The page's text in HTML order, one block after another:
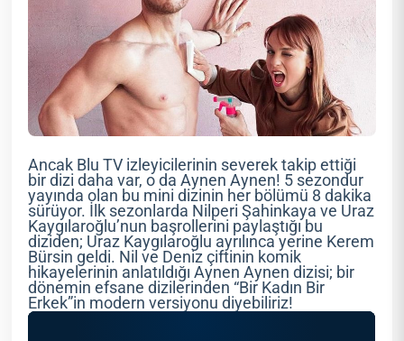
Ancak Blu TV izleyicilerinin severek takip ettiği
bir dizi daha var, o da Aynen Aynen! 5 sezondur
yayında olan bu mini dizinin her bölümü 8 dakika
sürüyor. İlk sezonlarda Nilperi Şahinkaya ve Uraz
Kaygılaroğlu’nun başrollerini paylaştığı bu
diziden; Uraz Kaygılaroğlu ayrılınca yerine Kerem
Bürsin geldi. Nil ve Deniz çiftinin komik
hikayelerinin anlatıldığı Aynen Aynen dizisi; bir
dönemin efsane dizilerinden “Bir Kadın Bir
Erkek”in modern versiyonu diyebiliriz!